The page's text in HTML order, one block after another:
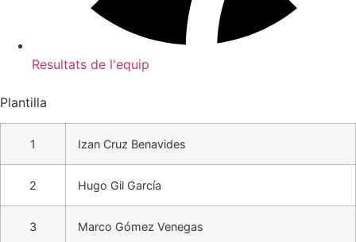
Resultats de l'equip
Plantilla
1 Izan Cruz Benavides
2 Hugo Gil García
3 Marco Gómez Venegas